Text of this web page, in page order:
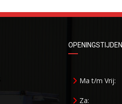
OPENINGSTIJDEN
Ma t/m Vrij:
Za: